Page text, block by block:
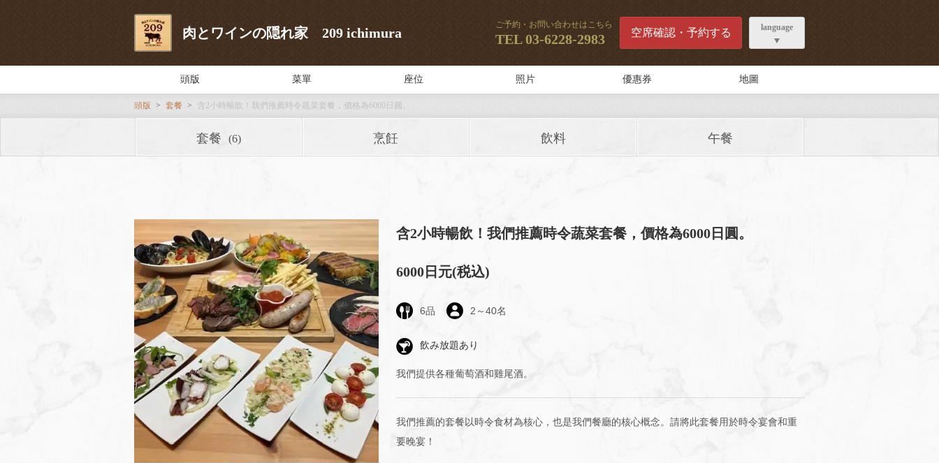
肉とワインの隠れ家 209 ichimura
ご予約・お問い合わせはこちら
TEL03-6228-2983 空席確認・予約する language
頭版 菜單 座位 照片 優惠券 地圖
頭版 套餐 含2小時暢飲！我們推薦時令蔬菜套餐，價格為6000日圓。
套餐 (6) 烹飪 飲料 午餐
含2小時暢飲！我們推薦時令蔬菜套餐，價格為6000日圓。
6000日元(税込)
6品 2 ～40名
飲み放題あり
我們提供各種葡萄酒和雞尾酒。
我們推薦的套餐以時令食材為核心，也是我們餐廳的核心概念。請將此套餐用於時令宴會和重
要晚宴！